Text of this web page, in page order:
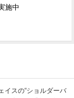
施中
イスの“ショルダーバ